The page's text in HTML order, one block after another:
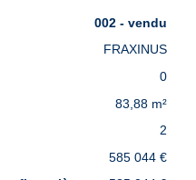
002 - vendu
FRAXINUS
0
83,88 m²
2
585 044 €